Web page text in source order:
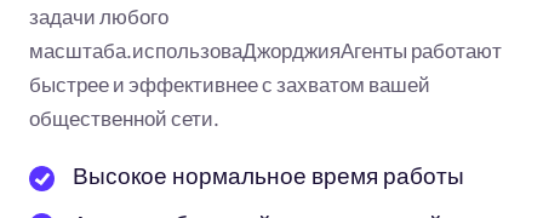
задачи любого
масштаба.использоваДжорджияАгенты работают
быстрее и эффективнее с захватом вашей
общественной сети.
Высокое нормальное время работы